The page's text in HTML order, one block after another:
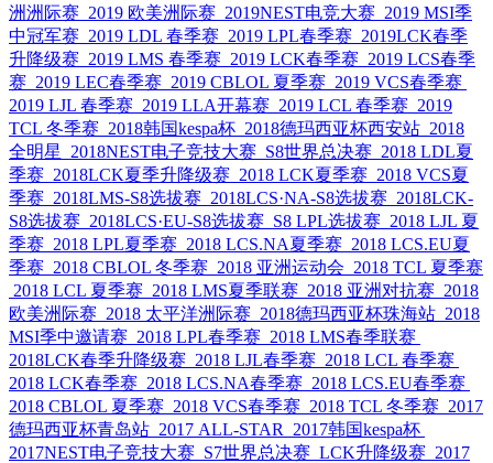
洲洲际赛 2019 欧美洲际赛 2019NEST电竞大赛 2019 MSI季
中冠军赛 2019 LDL 春季赛 2019 LPL春季赛 2019LCK春季
升降级赛 2019 LMS 春季赛 2019 LCK春季赛 2019 LCS春季
赛 2019 LEC春季赛 2019 CBLOL 夏季赛 2019 VCS春季赛
2019 LJL 春季赛 2019 LLA开幕赛 2019 LCL 春季赛 2019
TCL 冬季赛 2018韩国kespa杯 2018德玛西亚杯西安站 2018
全明星
2018NEST电子竞技大赛 S8世界总决赛 2018 LDL夏
季赛 2018LCK夏季升降级赛 2018 LCK夏季赛 2018 VCS夏
季赛 2018LMS-S8选拔赛 2018LCS·NA-S8选拔赛 2018LCK-
S8选拔赛 2018LCS·EU-S8选拔赛 S8 LPL选拔赛 2018 LJL 夏
季赛 2018 LPL夏季赛 2018 LCS.NA夏季赛 2018 LCS.EU夏
季赛 2018 CBLOL 冬季赛 2018 亚洲运动会 2018 TCL 夏季赛
2018 LCL 夏季赛 2018 LMS夏季联赛 2018 亚洲对抗赛 2018
欧美洲际赛 2018 太平洋洲际赛 2018德玛西亚杯珠海站 2018
MSI季中邀请赛 2018 LPL春季赛 2018 LMS春季联赛
2018LCK春季升降级赛 2018 LJL春季赛 2018 LCL 春季赛
2018 LCK春季赛 2018 LCS.NA春季赛 2018 LCS.EU春季赛
2018 CBLOL 夏季赛 2018 VCS春季赛 2018 TCL 冬季赛 2017
德玛西亚杯青岛站 2017 ALL-STAR
2017韩国kespa杯
2017NEST电子竞技大赛 S7世界总决赛 LCK升降级赛 2017